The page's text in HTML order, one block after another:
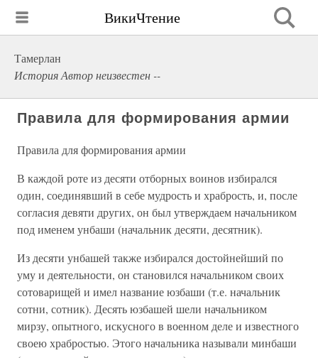
ВикиЧтение
Тамерлан
История Автор неизвестен --
Правила для формирования армии
Правила для формирования армии
В каждой роте из десяти отборных воинов избирался
один, соединявший в себе мудрость и храбрость, и, после
согласия девяти других, он был утверждаем начальником
под именем унбаши (начальник десяти, десятник).
Из десяти унбашей также избирался достойнейший по
уму и деятельности, он становился начальником своих
сотоварищей и имел название юзбаши (т.е. начальник
сотни, сотник). Десять юзбашей шели начальником
мирзу, опытного, искусного в военном деле и известного
своею храбростью. Этого начальника называли минбаши